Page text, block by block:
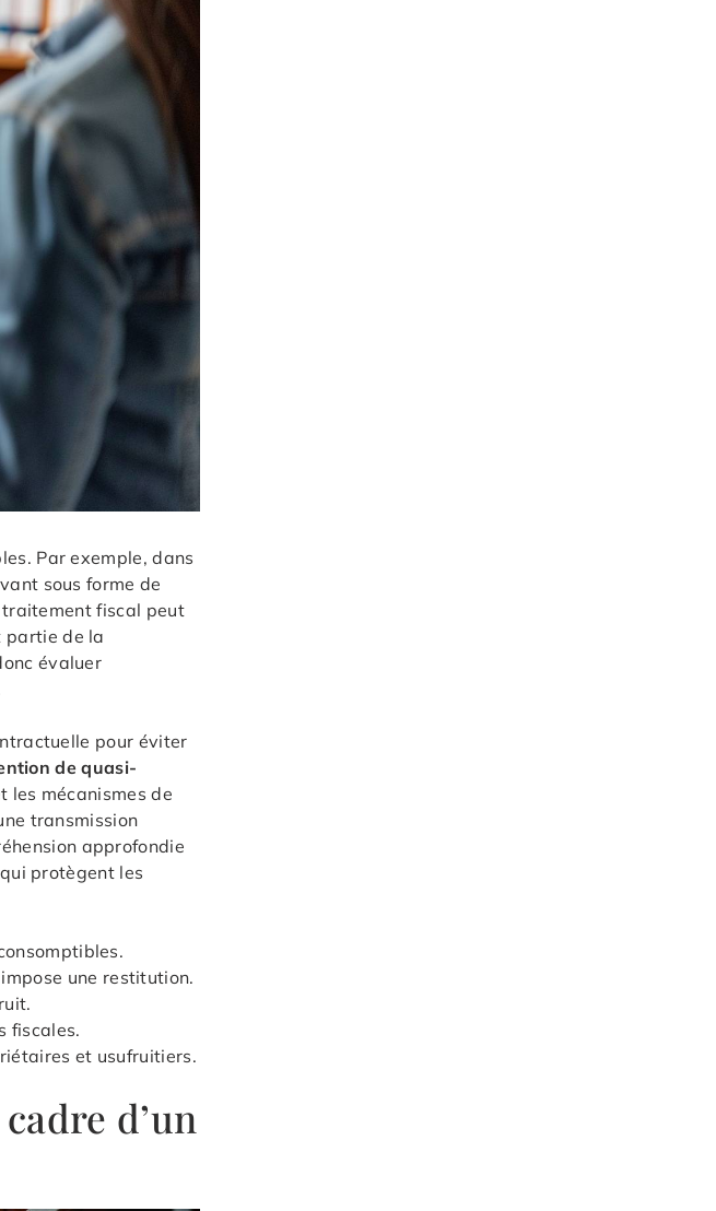
Par exemple, dans
sous forme de
fiscal peut
partie de la
évaluer
pour éviter
de quasi-
les mécanismes de
transmission
approfondie
protègent les
une restitution.
fiscales.
et usufruitiers.
d’un